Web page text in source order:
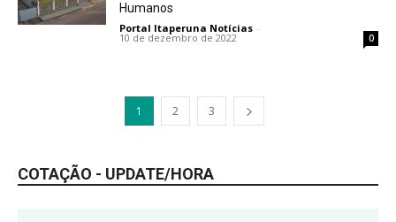
Humanos
Portal Itaperuna Notícias -
10 de dezembro de 2022 0
1 2 3
COTAÇÃO - UPDATE/HORA